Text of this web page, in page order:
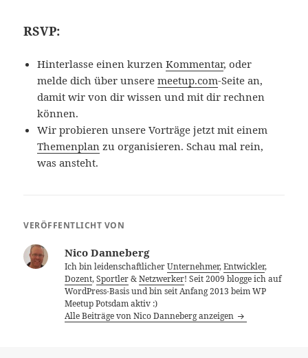
RSVP:
Hinterlasse einen kurzenKommentar, oder
melde dich über unseremeetup.com-Seite an,
damit wir von dir wissen und mit dir rechnen
können.
Wir probieren unsere Vorträge jetzt mit einem
Themenplan zu organisieren. Schau mal rein,
was ansteht.
VERÖFFENTLICHT VON
Nico Danneberg
Ich bin leidenschaftlicherUnternehmer,Entwickler,
Dozent,Sportler&Netzwerker! Seit 2009 blogge ich auf
WordPress-Basis und bin seit Anfang 2013 beim WP
Meetup Potsdam aktiv :)
Alle Beiträge von Nico Danneberg anzeigen